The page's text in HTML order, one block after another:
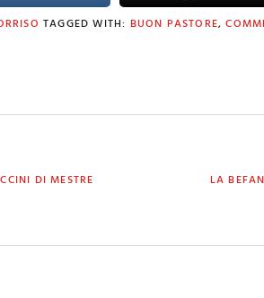
TAGGED WITH: BUON PASTORE,
DI MESTRE
NEXT
LA